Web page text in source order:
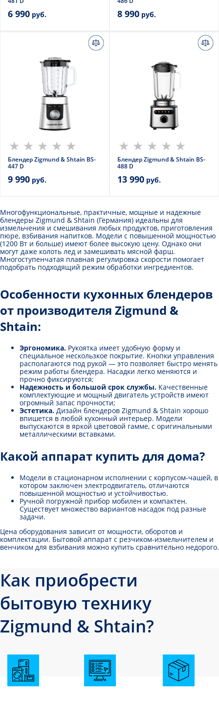
6 990 руб. 8 990 руб.
Блендер Zigmund & Shtain BS-
447 D
9 990 руб.
Блендер Zigmund & Shtain BS-
488 D
13 990 руб.
Многофункциональные, практичные, мощные и надежные
блендеры Zigmund & Shtain (Германия) идеальны для
измельчения и смешивания любых продуктов, приготовления
пюре, взбивания напитков. Модели с повышенной мощностью
(1200 Вт и больше) имеют более высокую цену. Однако они
могут даже колоть лед и замешивать мясной фарш.
Многоступенчатая плавная регулировка скорости помогает
подобрать подходящий режим обработки ингредиентов.
Особенности кухонных блендеров
от производителя Zigmund &
Shtain:
Эргономика. Рукоятка имеет удобную форму и
специальное нескользкое покрытие. Кнопки управления
располагаются под рукой — это позволяет быстро менять
режим работы блендера. Насадки легко меняются и
прочно фиксируются;
Надежность и большой срок службы. Качественные
комплектующие и мощный двигатель устройств имеют
огромный запас прочности;
Эстетика. Дизайн блендеров Zigmund & Shtain хорошо
впишется в любой кухонный интерьер. Модели
выпускаются в яркой цветовой гамме, с оригинальными
металлическими вставками.
Какой аппарат купить для дома?
Модели в стационарном исполнении с корпусом-чашей, в
котором заключен электродвигатель, отличаются
повышенной мощностью и устойчивостью.
Ручной погружной прибор мобилен и компактен.
Существует множество вариантов насадок под разные
задачи.
Цена оборудования зависит от мощности, оборотов и
комплектации. Бытовой аппарат с резчиком-измельчителем и
венчиком для взбивания можно купить сравнительно недорого.
Как приобрести
бытовую технику
Zigmund & Shtain?